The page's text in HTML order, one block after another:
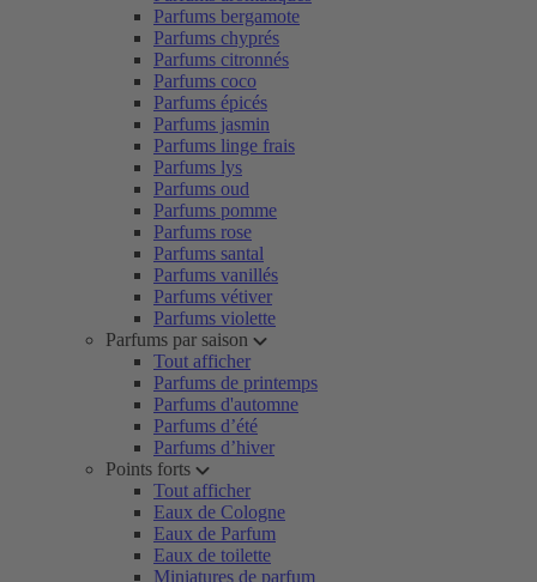
Parfums bergamote
Parfums chyprés
Parfums citronnés
Parfums coco
Parfums épicés
Parfums jasmin
Parfums linge frais
Parfums lys
Parfums oud
Parfums pomme
Parfums rose
Parfums santal
Parfums vanillés
Parfums vétiver
Parfums violette
Parfums par saison
Tout afficher
Parfums de printemps
Parfums d'automne
Parfums d’été
Parfums d’hiver
Points forts
Tout afficher
Eaux de Cologne
Eaux de Parfum
Eaux de toilette
Miniatures de parfum